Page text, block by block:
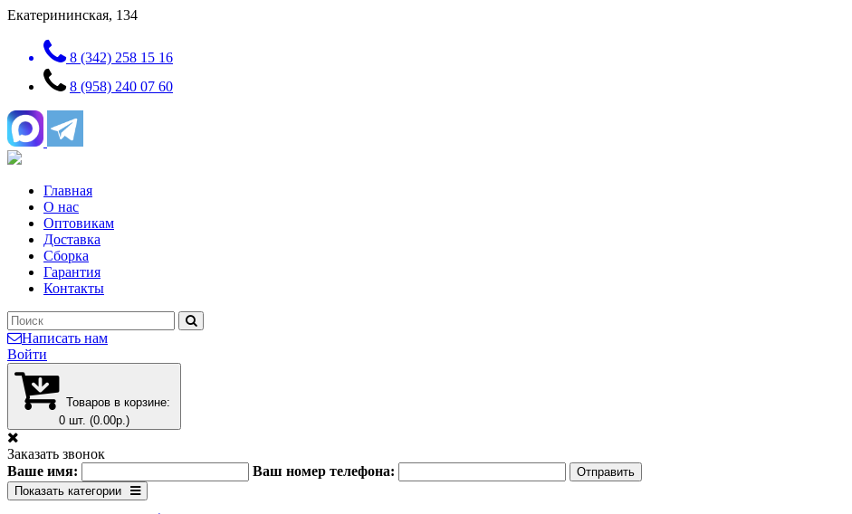
Екатерининская, 134
8 (342) 258 15 16
8 (958) 240 07 60
Главная
О нас
Оптовикам
Доставка
Сборка
Гарантия
Контакты
Написать нам
Войти
Товаров в корзине:
0 шт. (0.00р.)
Заказать звонок
Ваше имя:
Ваш номер телефона:
Показать категории